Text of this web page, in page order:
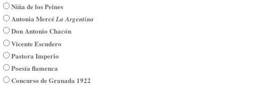
Niña de los Peines
Antonia MercéLa Argentina
Don Antonio Chacón
Vicente Escudero
Pastora Imperio
Poesía flamenca
Concurso de Granada 1922